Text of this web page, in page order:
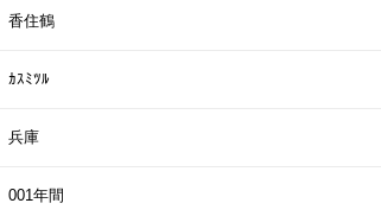
香住鶴
ｶｽﾐﾂﾙ
兵庫
001年間